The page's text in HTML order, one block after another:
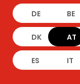
DE BE
DK AT
ES IT